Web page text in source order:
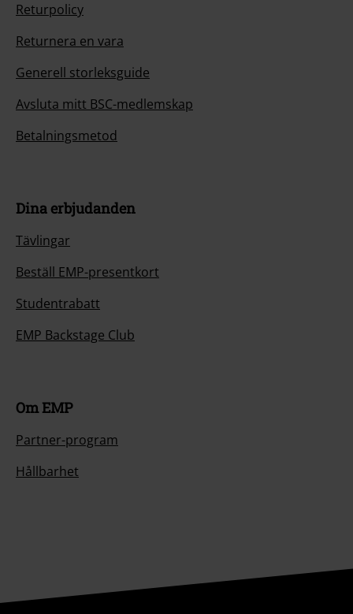
Returpolicy
Returnera en vara
Generell storleksguide
Avsluta mitt BSC-medlemskap
Betalningsmetod
Dina erbjudanden
Tävlingar
Beställ EMP-presentkort
Studentrabatt
EMP Backstage Club
Om EMP
Partner-program
Hållbarhet